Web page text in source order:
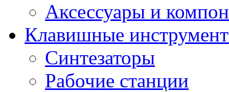
Аксессуары и
Клавишные
Синтезаторы
Рабочие станции